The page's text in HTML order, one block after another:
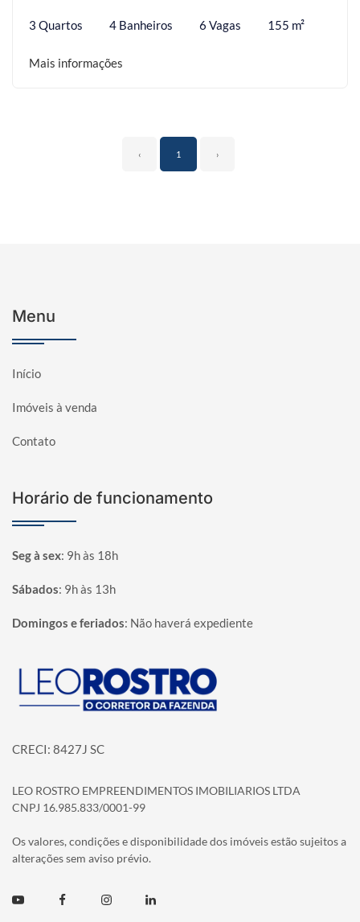
3 Quartos 4 Banheiros 6 Vagas 155 m²
Mais informações
‹ 1 ›
Menu
Início
Imóveis à venda
Contato
Horário de funcionamento
Seg à sex: 9h às 18h
Sábados: 9h às 13h
Domingos e feriados: Não haverá expediente
Página inicial
CRECI: 8427J SC
LEO ROSTRO EMPREENDIMENTOS IMOBILIARIOS LTDA
CNPJ 16.985.833/0001-99
Os valores, condições e disponibilidade dos imóveis estão sujeitos a
alterações sem aviso prévio.
Youtube FacebookInstagramLinkedin